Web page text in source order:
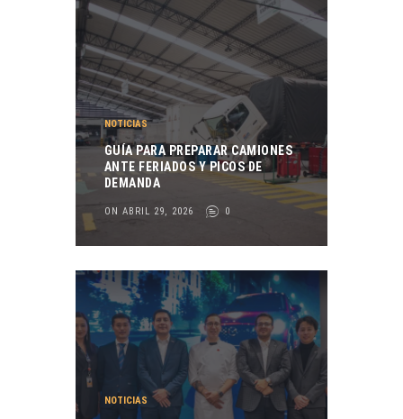
NOTICIAS
GUÍA PARA PREPARAR CAMIONES
ANTE FERIADOS Y PICOS DE
DEMANDA
ON ABRIL 29, 2026 0
NOTICIAS